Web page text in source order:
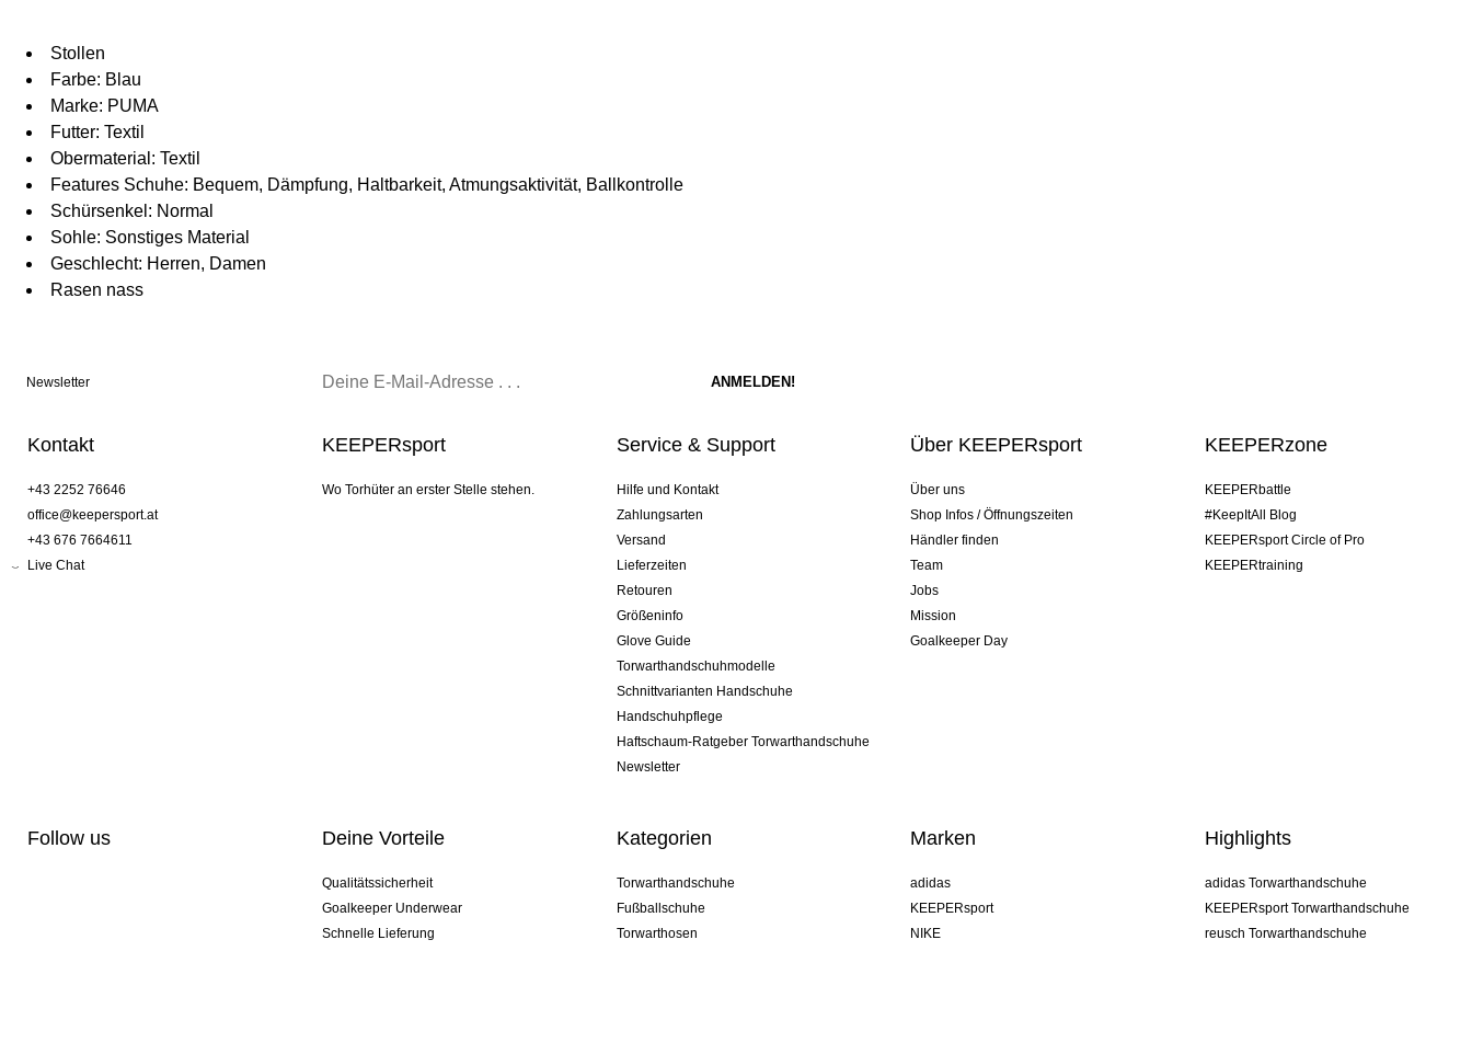
Stollen
Farbe: Blau
Marke: PUMA
Futter: Textil
Obermaterial: Textil
Features Schuhe: Bequem, Dämpfung, Haltbarkeit, Atmungsaktivität, Ballkontrolle
Schürsenkel: Normal
Sohle: Sonstiges Material
Geschlecht: Herren, Damen
Rasen nass
Newsletter
Kontakt
+43 2252 76646
office@keepersport.at
+43 676 7664611
Live Chat
KEEPERsport
Wo Torhüter an erster Stelle stehen.
Service & Support
Hilfe und Kontakt
Zahlungsarten
Versand
Lieferzeiten
Retouren
Größeninfo
Glove Guide
Torwarthandschuhmodelle
Schnittvarianten Handschuhe
Handschuhpflege
Haftschaum-Ratgeber Torwarthandschuhe
Newsletter
Über KEEPERsport
Über uns
Shop Infos / Öffnungszeiten
Händler finden
Team
Jobs
Mission
Goalkeeper Day
KEEPERzone
KEEPERbattle
#KeepItAll Blog
KEEPERsport Circle of Pro
KEEPERtraining
Follow us Deine Vorteile
Qualitätssicherheit
Goalkeeper Underwear
Schnelle Lieferung
Kategorien
Torwarthandschuhe
Fußballschuhe
Torwarthosen
Marken
adidas
KEEPERsport
NIKE
Highlights
adidas Torwarthandschuhe
KEEPERsport Torwarthandschuhe
reusch Torwarthandschuhe